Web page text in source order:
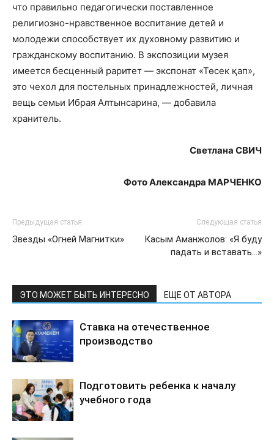
что правильно педагогически поставленное
религиозно-нравственное воспитание детей и
молодежи способствует их духовному развитию и
гражданскому воспитанию. В экспозиции музея
имеется бесценный раритет — экспонат «Төсек қап»,
это чехол для постельных принадлежностей, личная
вещь семьи Ибрая Алтынсарина, — добавила
хранитель.
Светлана СВИЧ
ФотоАлександра МАРЧЕНКО
Предыдущая статья
Звезды «Огней Магнитки»
Следующая статья
Касым Аманжолов: «Я буду
падать и вставать…»
ЭТО МОЖЕТ БЫТЬ ИНТЕРЕСНО ЕЩЕ ОТ АВТОРА
Ставка на отечественное
производство
Подготовить ребенка к началу
учебного года